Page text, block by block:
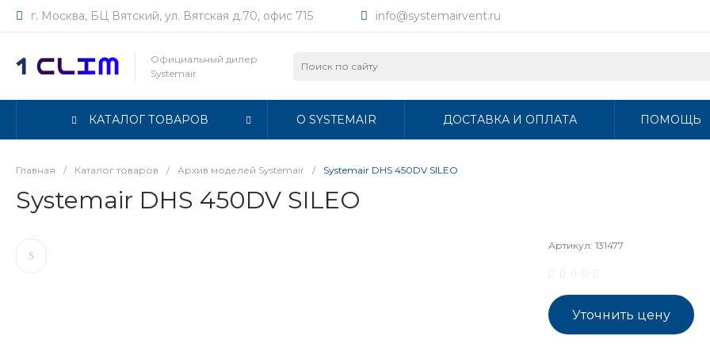
г. Москва, БЦ Вятский, ул. Вятская д.70, офис 715 info@systemairvent.ru
Официальный дилер
Systemair
КАТАЛОГ ТОВАРОВ О SYSTEMAIR ДОСТАВКА И ОПЛАТА ПОМОЩЬ
Главная / Каталог товаров / Архив моделей Systemair / Systemair DHS 450DV SILEO
Systemair DHS 450DV SILEO
Артикул: 131477
Уточнить цену